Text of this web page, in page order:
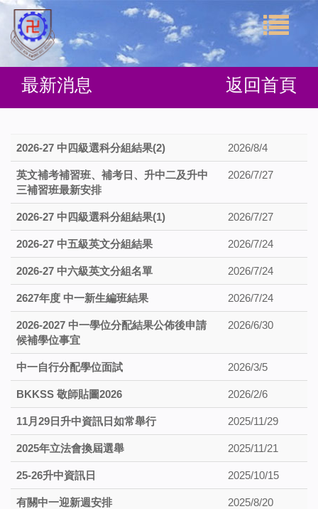
最新消息 返回首頁
2026-27 中四級選科分組結果(2) 2026/8/4
英文補考補習班、補考日、升中二及升中
三補習班最新安排
2026/7/27
2026-27 中四級選科分組結果(1) 2026/7/27
2026-27 中五級英文分組結果 2026/7/24
2026-27 中六級英文分組名單 2026/7/24
2627年度 中一新生編班結果 2026/7/24
2026-2027 中一學位分配結果公佈後申請
候補學位事宜
2026/6/30
中一自行分配學位面試 2026/3/5
BKKSS 敬師貼圖2026 2026/2/6
11月29日升中資訊日如常舉行 2025/11/29
2025年立法會換屆選舉 2025/11/21
25-26升中資訊日 2025/10/15
有關中一迎新週安排 2025/8/20